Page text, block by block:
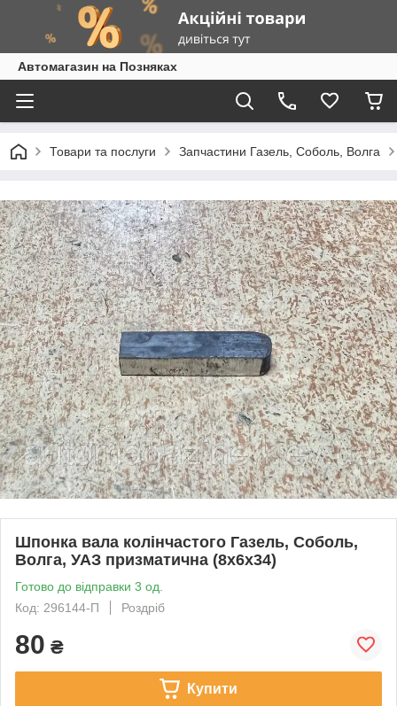
Автомагазин на Позняках
Товари та послуги Запчастини Газель, Соболь, Волга
Шпонка вала колінчастого Газель, Соболь,
Волга, УАЗ призматична (8х6х34)
Готово до відправки 3 од.
Код: 296144-П
Роздріб
80 ₴
Купити